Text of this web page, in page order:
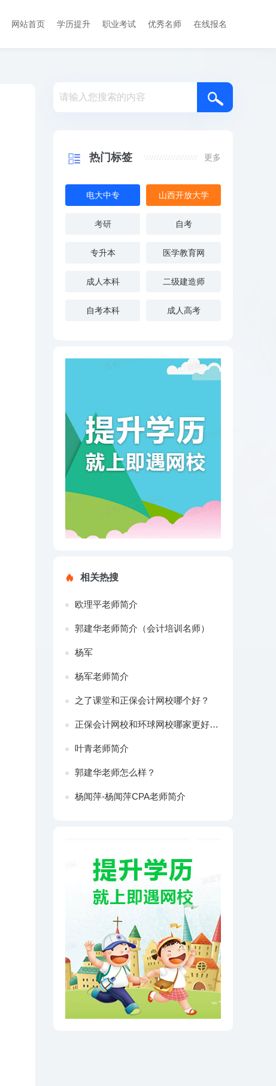
网站首页 学历提升 职业考试 优秀名师 在线报名
热门标签 更多
电大中专 山西开放大学
考研 自考
专升本 医学教育网
成人本科 二级建造师
自考本科 成人高考
相关热搜
欧理平老师简介
郭建华老师简介（会计培训名师）
杨军
杨军老师简介
之了课堂和正保会计网校哪个好？
正保会计网校和环球网校哪家更好一些？
叶青老师简介
郭建华老师怎么样？
杨闻萍-杨闻萍CPA老师简介